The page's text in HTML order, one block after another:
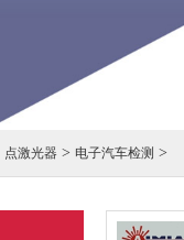
点激光器 > 电子汽车检测 >